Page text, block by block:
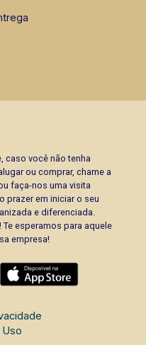
caso você não tenha
ou comprar, chame a
faça-nos uma visita
prazer em iniciar o seu
e diferenciada.
esperamos para aquele
empresa!